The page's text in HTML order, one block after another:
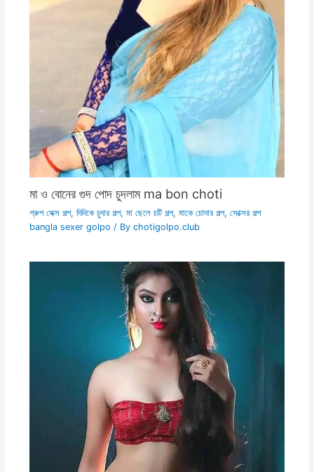
মা ও বোনের গুদ পোদ চুদলাম ma bon choti
গ্রুপ সেক্স গল্প, দিদিকে চুদার গল্প, মা ছেলে চটি গল্প, মাকে চোদার গল্প, সেক্সের গল্প
bangla sexer golpo / By chotigolpo.club